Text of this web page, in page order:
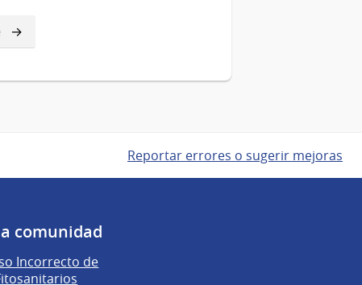
Reportar errores o sugerir mejoras
comunidad
Incorrecto de